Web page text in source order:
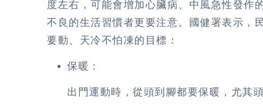
度左右，可能會增加心臟病、中風急性發作
不良的生活習慣者更要注意。國健署表示，
要動、天冷不怕凍的目標：
保暖：
出門運動時，從頭到腳都要保暖，尤其